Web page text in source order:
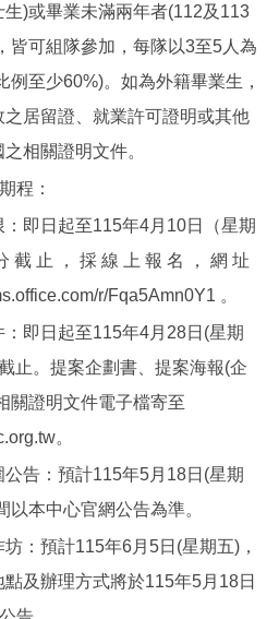
生)或畢業未滿兩年者(112及113
皆可組隊參加，每隊以3至5人為
例至少60%)。如為外籍畢業生，
之居留證、就業許可證明或其他
相關證明文件。
程：
：即日起至115年4月10日（星期
截 止 ， 採 線 上 報 名 ， 網 址
r/Fqa5Amn0Y1 。
：即日起至115年4月28日(星期
止。提案企劃書、提案海報(企
關證明文件電子檔寄至
。
公告：預計115年5月18日(星期
以本中心官網公告為準。
坊：預計115年6月5日(星期五)，
及辦理方式將於115年5月18日